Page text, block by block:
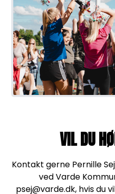
VIL DU
Kontakt gerne Pernille
ved Varde
psej@varde.dk, hvis du